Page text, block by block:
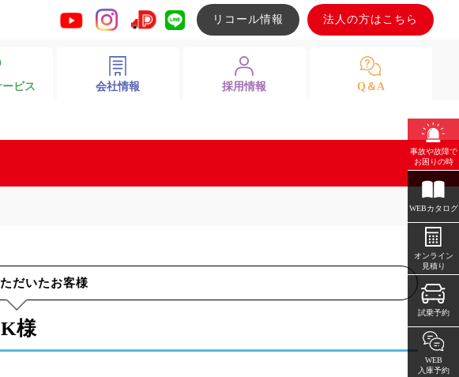
リコール情報 法人の方はこちら
ビス 会社情報 採用情報 Q＆A
事故や故障で
お困りの時
WEBカタログ
オンライン
見積り
試乗予約
WEB
入庫予約
だいたお客様
K様